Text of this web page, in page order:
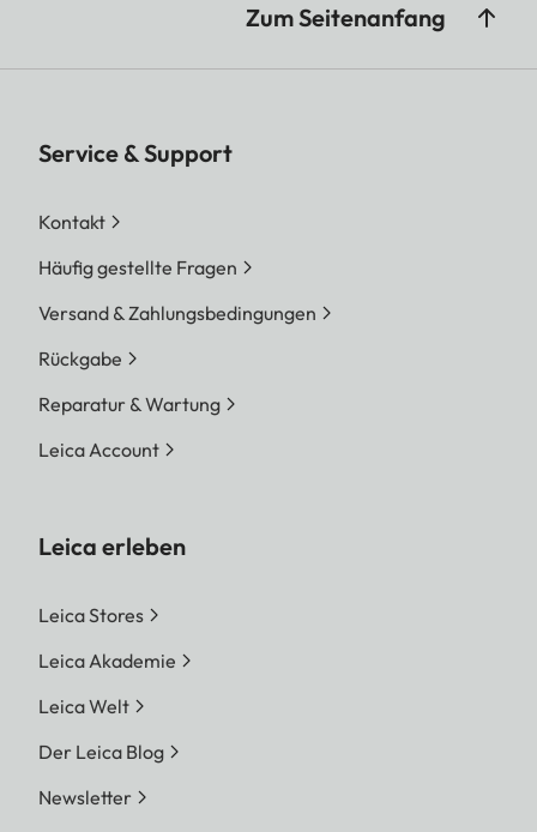
Zum Seitenanfang
Service & Support
Kontakt
Häufig gestellte Fragen
Versand & Zahlungsbedingungen
Rückgabe
Reparatur & Wartung
Leica Account
Leica erleben
Leica Stores
Leica Akademie
Leica Welt
Der Leica Blog
Newsletter